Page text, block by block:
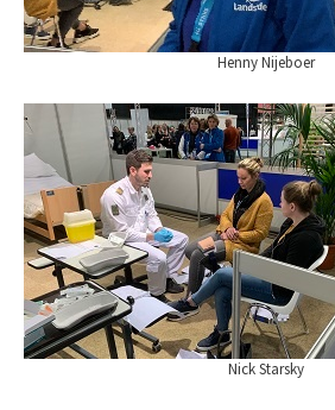
Henny Nijeboer
Nick Starsky